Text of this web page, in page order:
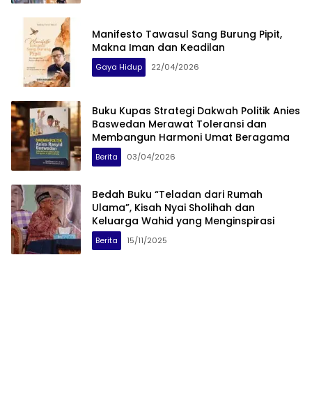
Manifesto Tawasul Sang Burung Pipit,
Makna Iman dan Keadilan
Gaya Hidup 22/04/2026
Buku Kupas Strategi Dakwah Politik Anies
Baswedan Merawat Toleransi dan
Membangun Harmoni Umat Beragama
Berita 03/04/2026
Bedah Buku “Teladan dari Rumah
Ulama”, Kisah Nyai Sholihah dan
Keluarga Wahid yang Menginspirasi
Berita 15/11/2025